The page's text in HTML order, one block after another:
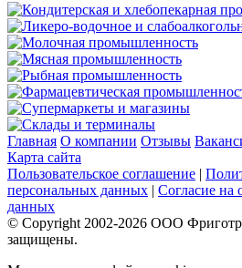
Кондитерская и хлебопекарная
Ликеро-водочное и
Молочная промышленность
Мясная промышленность
Рыбная промышленность
Фармацевтическая
Супермаркеты и магазины
Склады и терминалы
Главная О компании Отзывы
Карта сайта
Пользовательское соглашение |
персональных данных | Согласие на
данных
© Copyright 2002-2026 ООО
защищены.